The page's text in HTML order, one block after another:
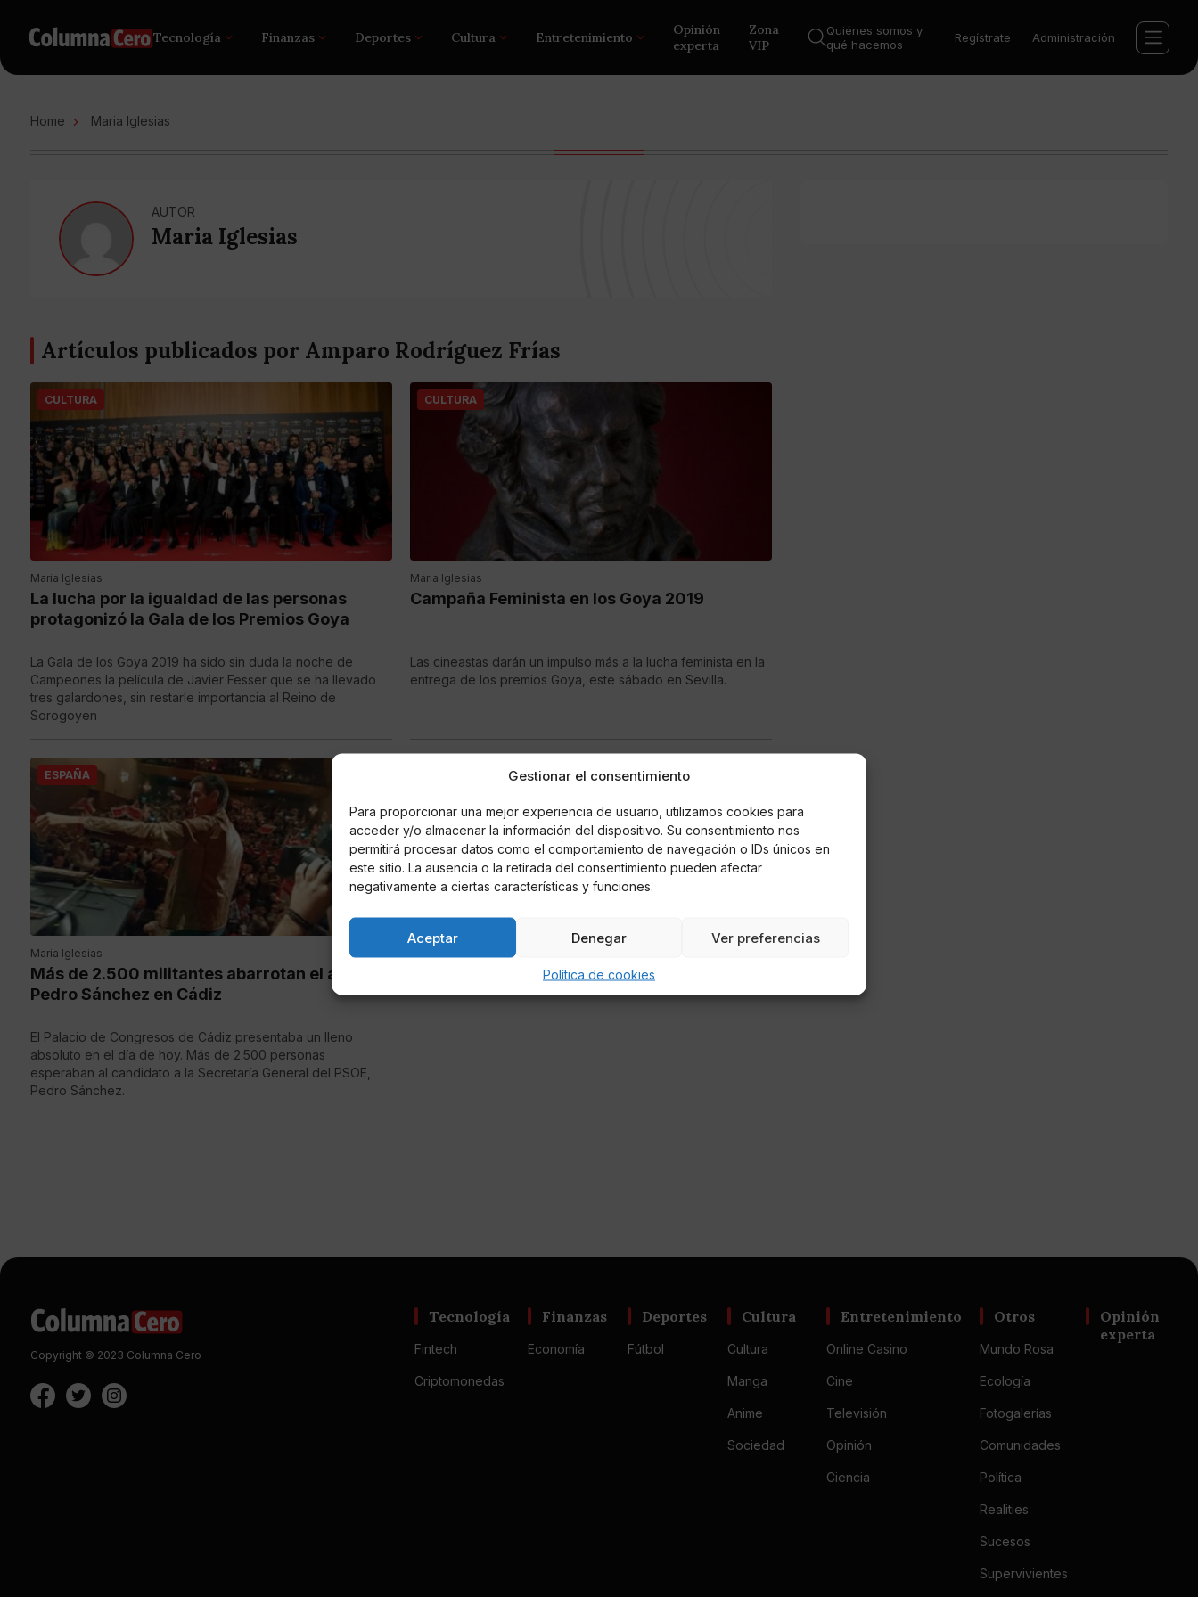
Gestionar el consentimiento
Para proporcionar una mejor experiencia de usuario, utilizamos cookies para
acceder y/o almacenar la información del dispositivo. Su consentimiento nos
permitirá procesar datos como el comportamiento de navegación o IDs únicos en
este sitio. La ausencia o la retirada del consentimiento pueden afectar
negativamente a ciertas características y funciones.
Aceptar Denegar Ver preferencias
Política de cookies
Tecnología Finanzas Deportes Cultura Entretenimiento
Opinión
experta
Zona
VIP
Quiénes somos y
qué hacemos
Regístrate Administración
Home Maria Iglesias
AUTOR
Maria Iglesias
Artículos publicados por Amparo Rodríguez Frías
CULTURA
Maria Iglesias
La lucha por la igualdad de las personas
protagonizó la Gala de los Premios Goya
La Gala de los Goya 2019 ha sido sin duda la noche de
Campeones la película de Javier Fesser que se ha llevado
tres galardones, sin restarle importancia al Reino de
Sorogoyen
CULTURA
Maria Iglesias
Campaña Feminista en los Goya 2019
Las cineastas darán un impulso más a la lucha feminista en la
entrega de los premios Goya, este sábado en Sevilla.
ESPAÑA
Maria Iglesias
Más de 2.500 militantes abarrotan el acto de
Pedro Sánchez en Cádiz
El Palacio de Congresos de Cádiz presentaba un lleno
absoluto en el día de hoy. Más de 2.500 personas
esperaban al candidato a la Secretaría General del PSOE,
Pedro Sánchez.
Copyright © 2023 Columna Cero
Tecnología
Fintech
Criptomonedas
Finanzas
Economía
Deportes
Fútbol
Cultura
Cultura
Manga
Anime
Sociedad
Entretenimiento
Online Casino
Cine
Televisión
Opinión
Ciencia
Otros
Mundo Rosa
Ecología
Fotogalerías
Comunidades
Política
Realities
Sucesos
Supervivientes
Opinión
experta